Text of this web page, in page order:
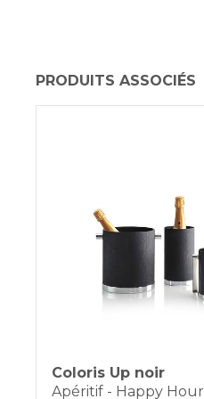
PRODUITS ASSOCIÉS
Coloris Up noir
Apéritif - Happy Hour